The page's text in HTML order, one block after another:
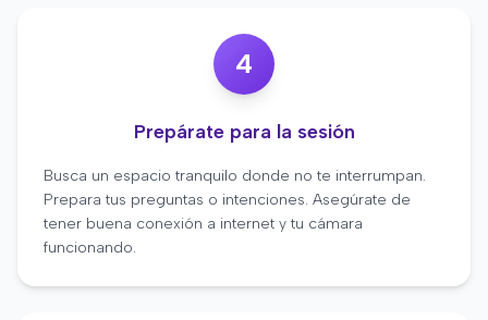
4
Prepárate para la sesión
Busca un espacio tranquilo donde no te interrumpan.
Prepara tus preguntas o intenciones. Asegúrate de
tener buena conexión a internet y tu cámara
funcionando.